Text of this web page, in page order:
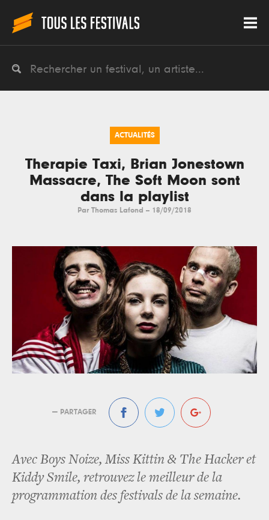
ACTUALITÉS
Therapie Taxi, Brian Jonestown
Massacre, The Soft Moon sont
dans la playlist
Par Thomas Lafond -- 18/09/2018
— PARTAGER
Avec Boys Noize, Miss Kittin & The Hacker et
Kiddy Smile, retrouvez le meilleur de la
programmation des festivals de la semaine.